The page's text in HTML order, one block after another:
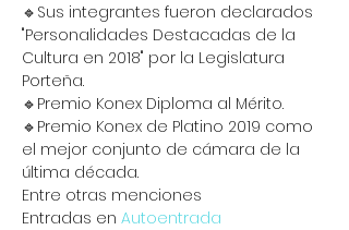
🔹Sus integrantes fueron declarados
"Personalidades Destacadas de la
Cultura en 2018" por la Legislatura
Porteña.
🔹Premio Konex Diploma al Mérito.
🔹Premio Konex de Platino 2019 como
el mejor conjunto de cámara de la
última década.
Entre otras menciones
Entradas en Autoentrada